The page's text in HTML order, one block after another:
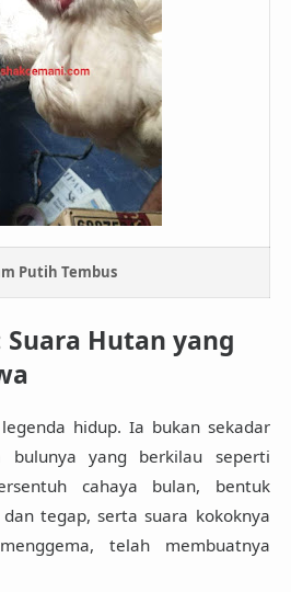
Putih Tembus
Hutan yang
hidup. Ia bukan sekadar
bulunya yang berkilau seperti
cahaya bulan, bentuk
tegap, serta suara kokoknya
telah membuatnya